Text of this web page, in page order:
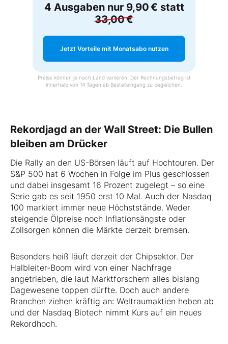
4 Ausgaben nur 9,90 € statt
33,00 €
Jetzt Vorteile mit Monatsabo nutzen
Preise können je nach Land variieren. Der Rechnungsbetrag ist
innerhalb von 14 Tagen ab Bestelleingang zu begleichen.
Rekordjagd an der Wall Street: Die Bullen
bleiben am Drücker
Die Rally an den US-Börsen läuft auf Hochtouren. Der
S&P 500 hat 6 Wochen in Folge im Plus geschlossen
und dabei insgesamt 16 Prozent zugelegt – so eine
Serie gab es seit 1950 erst 10 Mal. Auch der Nasdaq
100 markiert immer neue Höchststände. Weder
steigende Ölpreise noch Inflationsängste oder
Zollsorgen können die Märkte derzeit bremsen.
Besonders heiß läuft derzeit der Chipsektor. Der
Halbleiter-Boom wird von einer Nachfrage
angetrieben, die laut Marktforschern alles bislang
Dagewesene toppen dürfte. Doch auch andere
Branchen ziehen kräftig an: Weltraumaktien heben ab
und der Nasdaq Biotech nimmt Kurs auf ein neues
Rekordhoch.